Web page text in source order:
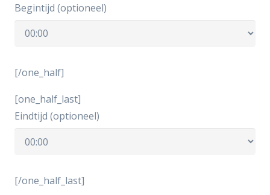
Begintijd (optioneel)
[/one_half]
[one_half_last]
Eindtijd (optioneel)
[/one_half_last]